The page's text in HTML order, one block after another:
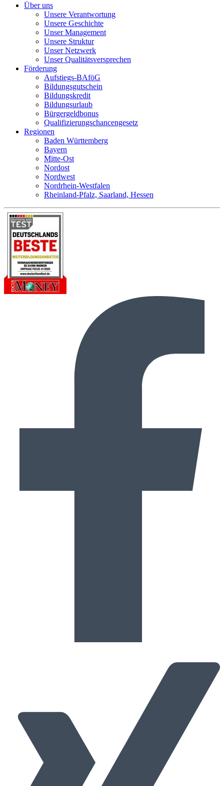
Über uns
Unsere Verantwortung
Unsere Geschichte
Unser Management
Unsere Struktur
Unser Netzwerk
Unser Qualitätsversprechen
Förderung
Aufstiegs-BAföG
Bildungsgutschein
Bildungskredit
Bildungsurlaub
Bürgergeldbonus
Qualifizierungschancengesetz
Regionen
Baden Württemberg
Bayern
Mitte-Ost
Nordost
Nordwest
Nordrhein-Westfalen
Rheinland-Pfalz, Saarland, Hessen